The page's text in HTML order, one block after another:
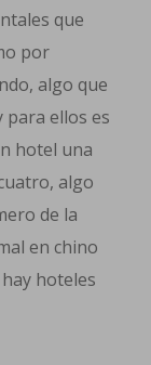
que
por
algo que
para ellos es
hotel una
algo
de la
en chino
hoteles